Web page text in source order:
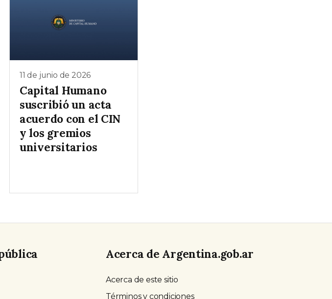
11 de junio de 2026
Capital Humano
suscribió un acta
acuerdo con el CIN
y los gremios
universitarios
Acerca de Argentina.gob.ar
Acerca de este sitio
Términos y condiciones